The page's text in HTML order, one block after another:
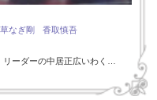
草なぎ剛
香取慎吾
ーダーの中居正広いわく…